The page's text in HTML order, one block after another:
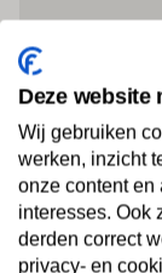
Deze website
Wij gebruiken
werken, inzicht
onze content en
interesses. Ook
derden correct
privacy- en